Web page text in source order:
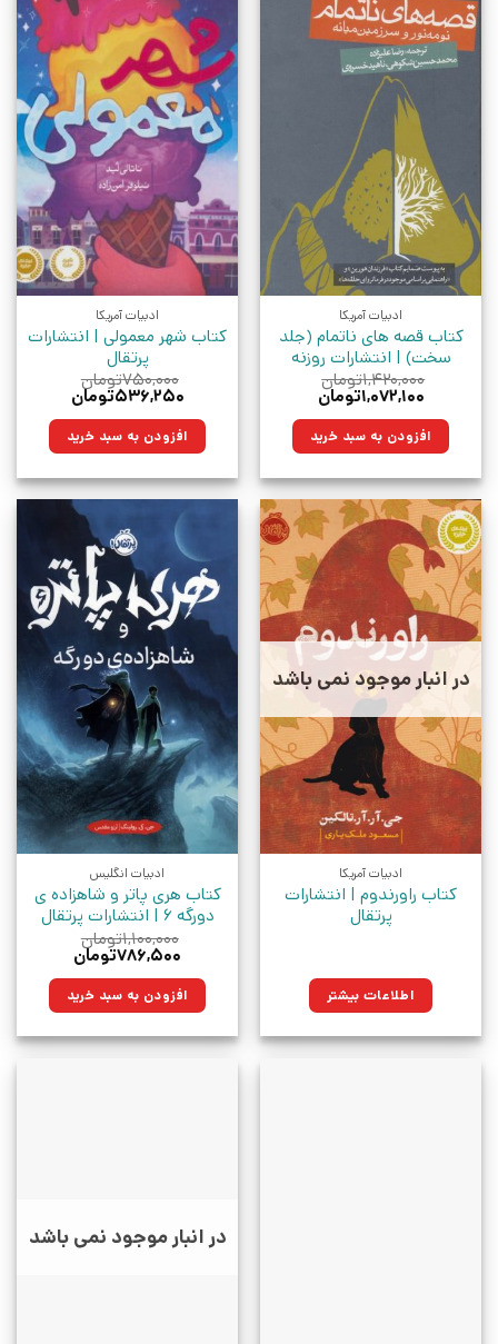
ادبیات آمریکا
کتاب قصه های ناتمام (جلد
سخت) | انتشارات روزنه
۱,۴۲۰,۰۰۰تومان
قیمت
۱,۴۲۰,۰۰۰تومان
بود.
۱,۰۷۲,۱۰۰تومان
۱,۰۷۲,۱۰۰تومان.افزودن به سبد خرید
ادبیات آمریکا
کتاب شهر معمولی | انتشارات
پرتقال
۷۵۰,۰۰۰تومان
قیمت
۷۵۰,۰۰۰تومان
بود.
۵۳۶,۲۵۰تومان
۵۳۶,۲۵۰تومان.افزودن به سبد خرید
در انبار موجود نمی باشد
ادبیات آمریکا
کتاب راورندوم | انتشارات
پرتقال
اطلاعات بیشتر
ادبیات انگلیس
کتاب هری پاتر و شاهزاده ی
دورگه 6 | انتشارات پرتقال
۱,۱۰۰,۰۰۰تومان
قیمت
۱,۱۰۰,۰۰۰تومان
بود.
۷۸۶,۵۰۰تومان
۷۸۶,۵۰۰تومان.افزودن به سبد خرید
در انبار موجود نمی باشد